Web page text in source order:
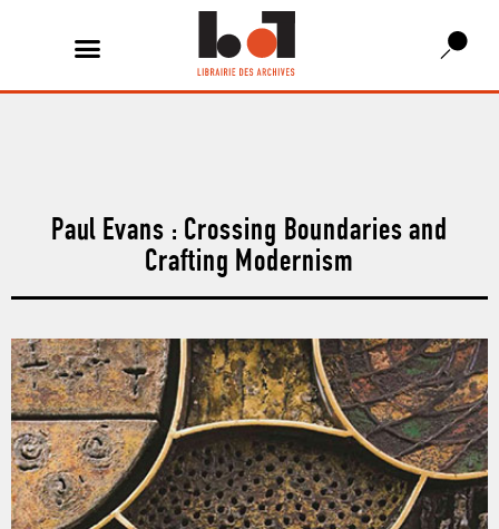
Paul Evans : Crossing Boundaries and
Crafting Modernism